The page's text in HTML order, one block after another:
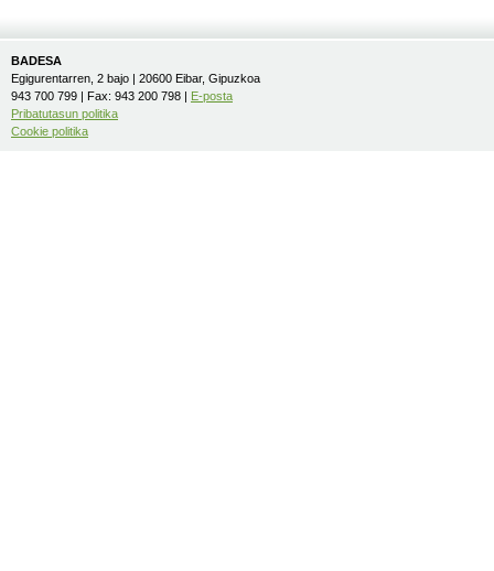
BADESA
Egigurentarren, 2 bajo | 20600 Eibar, Gipuzkoa
943 700 799 | Fax: 943 200 798 | E-posta
Pribatutasun politika
Cookie politika